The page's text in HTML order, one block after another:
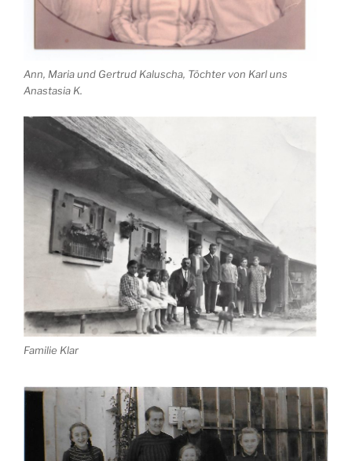
Ann, Maria und Gertrud Kaluscha, Töchter von Karl uns
Anastasia K.
Familie Klar